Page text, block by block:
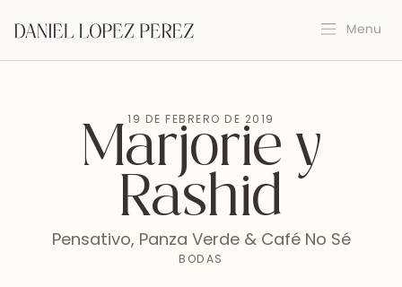
19 DE FEBRERO DE 2019
Marjorie y
Rashid
Pensativo, Panza Verde & Café No Sé
BODAS